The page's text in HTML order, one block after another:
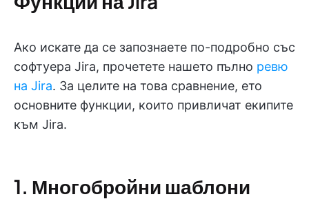
Ако искате да се запознаете по-подробно със
софтуера Jira, прочетете нашето пълно ревю
на Jira. За целите на това сравнение, ето
основните функции, които привличат екипите
към Jira.
1. Многобройни шаблони